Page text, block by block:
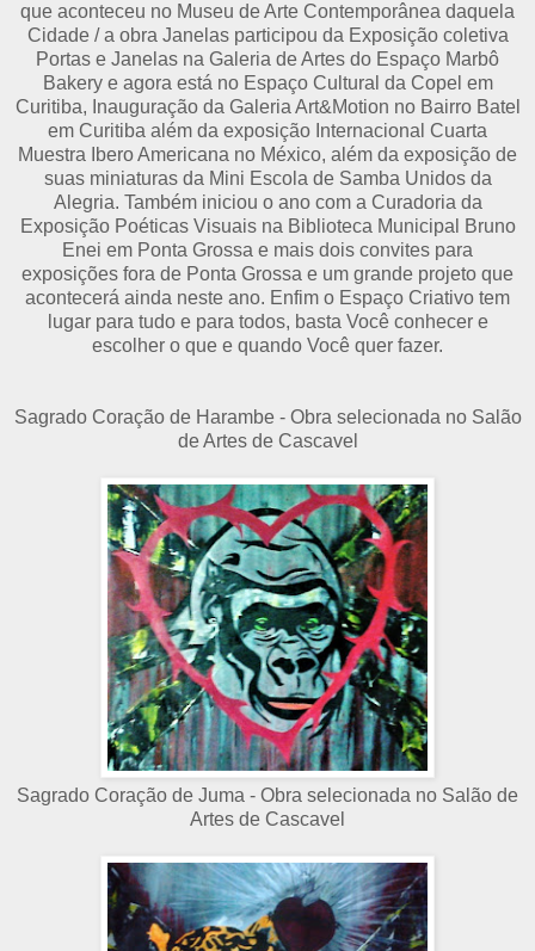
que aconteceu no Museu de Arte Contemporânea daquela
Cidade / a obra Janelas participou da Exposição coletiva
Portas e Janelas na Galeria de Artes do Espaço Marbô
Bakery e agora está no Espaço Cultural da Copel em
Curitiba, Inauguração da Galeria Art&Motion no Bairro Batel
em Curitiba além da exposição Internacional Cuarta
Muestra Ibero Americana no México, além da exposição de
suas miniaturas da Mini Escola de Samba Unidos da
Alegria. Também iniciou o ano com a Curadoria da
Exposição Poéticas Visuais na Biblioteca Municipal Bruno
Enei em Ponta Grossa e mais dois convites para
exposições fora de Ponta Grossa e um grande projeto que
acontecerá ainda neste ano. Enfim o Espaço Criativo tem
lugar para tudo e para todos, basta Você conhecer e
escolher o que e quando Você quer fazer.
Sagrado Coração de Harambe - Obra selecionada no Salão
de Artes de Cascavel
Sagrado Coração de Juma - Obra selecionada no Salão de
Artes de Cascavel